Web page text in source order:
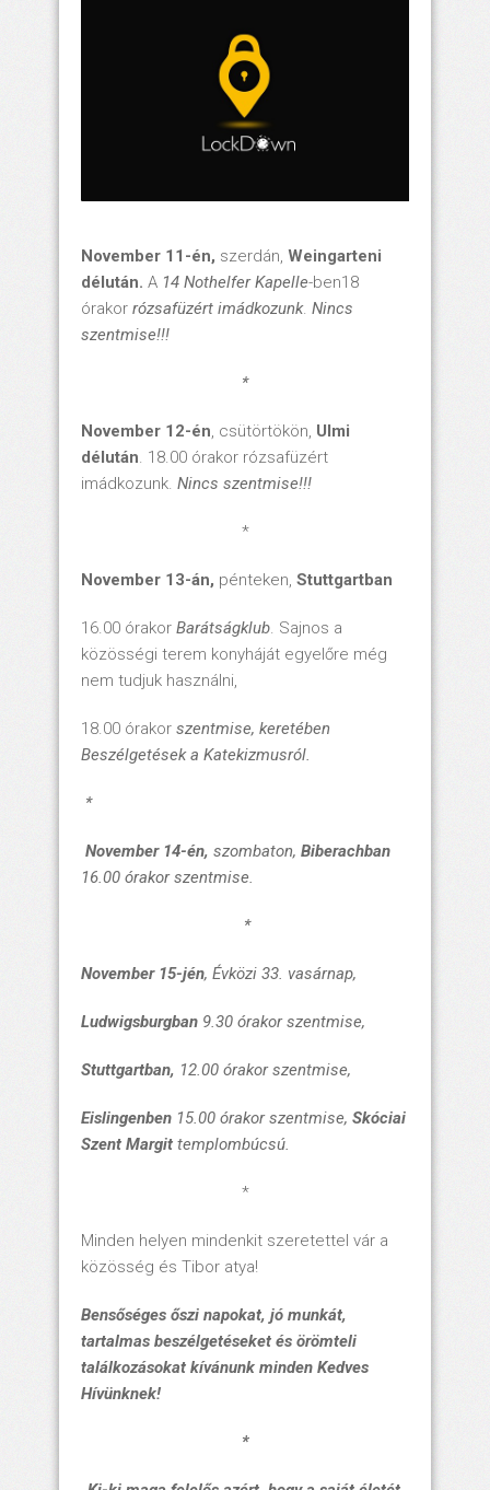
November 11-én, szerdán, Weingarteni
délután. A 14 Nothelfer Kapelle-ben18
órakor rózsafüzért imádkozunk. Nincs
szentmise!!!
*
November 12-én, csütörtökön, Ulmi
délután. 18.00 órakor rózsafüzért
imádkozunk. Nincs szentmise!!!
*
November 13-án, pénteken, Stuttgartban
16.00 órakor Barátságklub. Sajnos a
közösségi terem konyháját egyelőre még
nem tudjuk használni,
18.00 órakor szentmise, keretében
Beszélgetések a Katekizmusról.
*
November 14-én, szombaton, Biberachban
16.00 órakor szentmise.
*
November 15-jén, Évközi 33. vasárnap,
Ludwigsburgban 9.30 órakor szentmise,
Stuttgartban, 12.00 órakor szentmise,
Eislingenben 15.00 órakor szentmise, Skóciai
Szent Margit templombúcsú.
*
Minden helyen mindenkit szeretettel vár a
közösség és Tibor atya!
Bensőséges őszi napokat, jó munkát,
tartalmas beszélgetéseket és örömteli
találkozásokat kívánunk minden Kedves
Hívünknek!
*